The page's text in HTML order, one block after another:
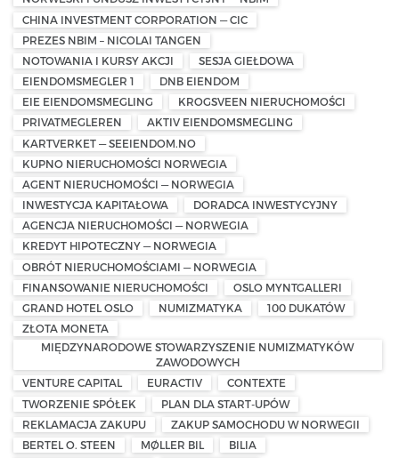
CHINA INVESTMENT CORPORATION — CIC
PREZES NBIM – NICOLAI TANGEN
NOTOWANIA I KURSY AKCJI
SESJA GIEŁDOWA
EIENDOMSMEGLER 1
DNB EIENDOM
EIE EIENDOMSMEGLING
KROGSVEEN NIERUCHOMOŚCI
PRIVATMEGLEREN
AKTIV EIENDOMSMEGLING
KARTVERKET — SEEIENDOM.NO
KUPNO NIERUCHOMOŚCI NORWEGIA
AGENT NIERUCHOMOŚCI — NORWEGIA
INWESTYCJA KAPITAŁOWA
DORADCA INWESTYCYJNY
AGENCJA NIERUCHOMOŚCI — NORWEGIA
KREDYT HIPOTECZNY — NORWEGIA
OBRÓT NIERUCHOMOŚCIAMI — NORWEGIA
FINANSOWANIE NIERUCHOMOŚCI
OSLO MYNTGALLERI
GRAND HOTEL OSLO
NUMIZMATYKA
100 DUKATÓW
ZŁOTA MONETA
MIĘDZYNARODOWE STOWARZYSZENIE NUMIZMATYKÓW
ZAWODOWYCH
VENTURE CAPITAL
EURACTIV
CONTEXTE
TWORZENIE SPÓŁEK
PLAN DLA START-UPÓW
REKLAMACJA ZAKUPU
ZAKUP SAMOCHODU W NORWEGII
BERTEL O. STEEN
MØLLER BIL
BILIA